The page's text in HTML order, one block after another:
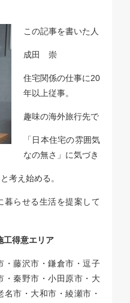
この記事を書いた人
成田 崇
住宅関係の仕事に20
年以上従事。
趣味の海外旅行先で
「日本住宅の雰囲気
なの無さ」に気づき
考え始める。
暮らせる生活を提案して
工得意エリア
・藤沢市・鎌倉市・逗子
・秦野市・小田原市・大
市・大和市・綾瀬市・